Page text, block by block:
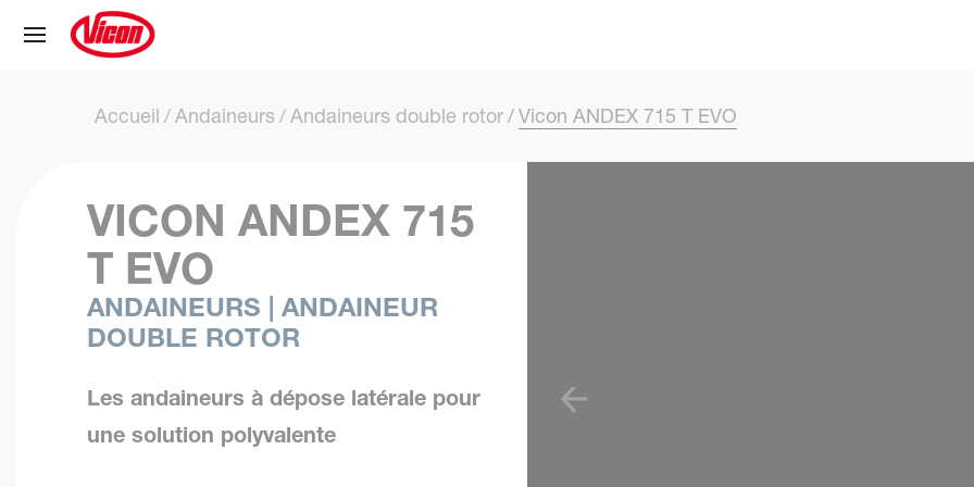
Accueil Andaineurs Andaineurs double rotor Vicon ANDEX 715 T EVO
VICON ANDEX 715
T EVO
ANDAINEURS | ANDAINEUR
DOUBLE ROTOR
Les andaineurs à dépose latérale pour
une solution polyvalente
Panneau de gestion des cookies